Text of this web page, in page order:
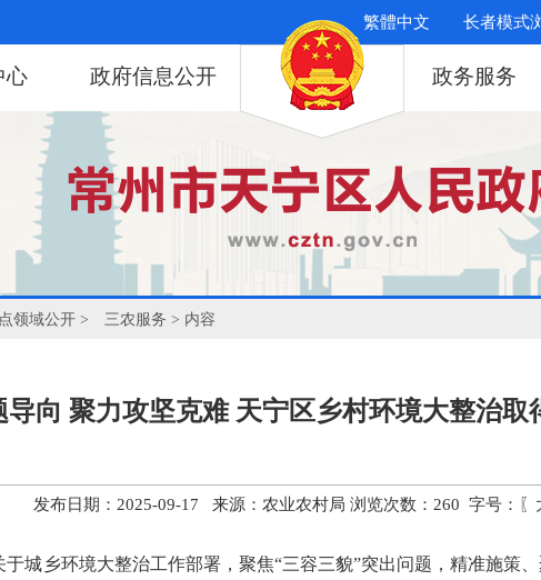
繁體中文 长者模式
心 政府信息公开 政务服务
领域公开 > 三农服务 > 内容
导向 聚力攻坚克难 天宁区乡村环境大整治取
发布日期：2025-09-17 来源：农业农村局 浏览次数： 260 字号：〖
城乡环境大整治工作部署， 聚焦“三容三貌”突出问题，精准施策